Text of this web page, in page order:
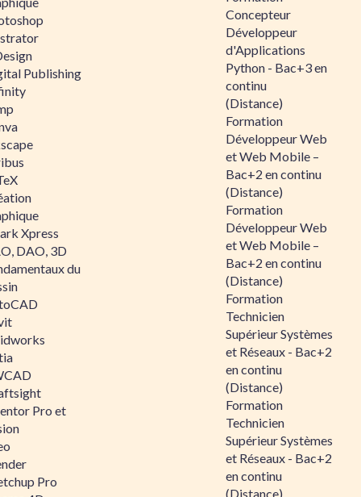
Publishing
Xpress
DAO, 3D
du
Pro et
Pro
Concepteur
Développeur
d'Applications
Python - Bac+3 en
continu
(Distance)
Formation
Développeur Web
et Web Mobile –
Bac+2 en continu
(Distance)
Formation
Développeur Web
et Web Mobile –
Bac+2 en continu
(Distance)
Formation
Technicien
Supérieur Systèmes
et Réseaux - Bac+2
en continu
(Distance)
Formation
Technicien
Supérieur Systèmes
et Réseaux - Bac+2
en continu
(Distance)